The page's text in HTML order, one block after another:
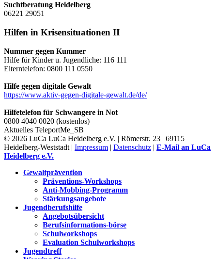
Suchtberatung Heidelberg
06221 29051
Hilfen in Krisensituationen II
Nummer gegen Kummer
Hilfe für Kinder u. Jugendliche: 116 111
Elterntelefon: 0800 111 0550
Hilfe gegen digitale Gewalt
https://www.aktiv-gegen-digitale-gewalt.de/de/
Hilfetelefon für Schwangere in Not
0800 4040 0020 (kostenlos)
Aktuelles TeleportMe_SB
© 2026 LuCa LuCa Heidelberg e.V. | Römerstr. 23 | 69115
Heidelberg-Weststadt | Impressum | Datenschutz | E-Mail an LuCa
Heidelberg e.V.
Gewaltprävention
Präventions-Workshops
Anti-Mobbing-Programm
Stärkungsangebote
Jugendberufshilfe
Angebotsübersicht
Berufsinformations-börse
Schulworkshops
Evaluation Schulworkshops
Jugendtreff